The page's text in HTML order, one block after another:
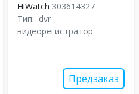
HiWatch 303614327
Тип: dvr
видеорегистратор
Предзаказ